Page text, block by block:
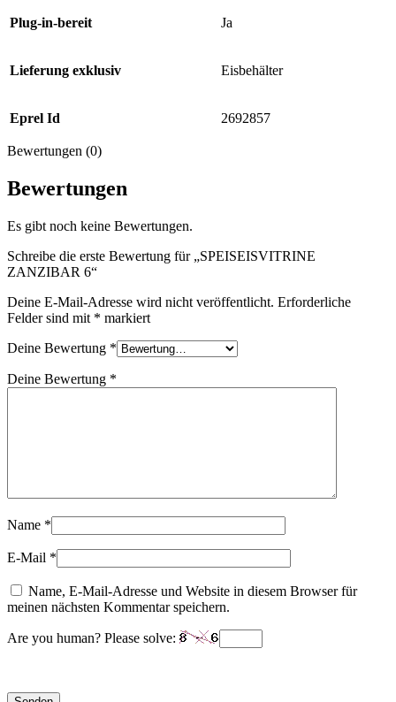
Plug-in-bereit Ja
Lieferung exklusiv Eisbehälter
Eprel Id 2692857
Bewertungen (0)
Bewertungen
Es gibt noch keine Bewertungen.
Schreibe die erste Bewertung für „SPEISEISVITRINE
ZANZIBAR 6“
Deine E-Mail-Adresse wird nicht veröffentlicht. Erforderliche
Felder sind mit * markiert
Deine Bewertung *
Deine Bewertung *
Name *
E-Mail *
Name, E-Mail-Adresse und Website in diesem Browser für
meinen nächsten Kommentar speichern.
Are you human? Please solve: